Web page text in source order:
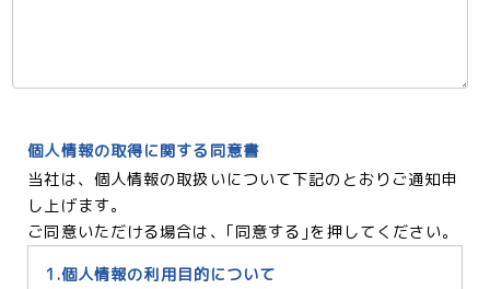
個人情報の取得に関する同意書
当社は、個人情報の取扱いについて下記のとおりご通知申
し上げます。
ご同意いただける場合は、｢同意する｣を押してください。
1.個人情報の利用目的について